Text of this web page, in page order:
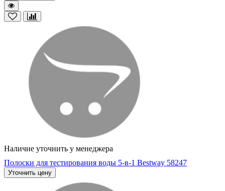
Наличие уточнить у менеджера
Полоски для тестирования воды 5-в-1 Bestway 58247
Уточнить цену